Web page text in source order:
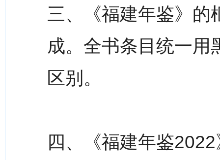
三、《福建年鉴》的
成。全书条目统一用
区别。
四、《福建年鉴